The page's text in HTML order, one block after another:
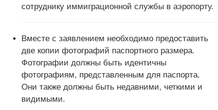
сотруднику иммиграционной службы в аэропорту.
Вместе с заявлением необходимо предоставить
две копии фотографий паспортного размера.
Фотографии должны быть идентичны
фотографиям, представленным для паспорта.
Они также должны быть недавними, четкими и
видимыми.